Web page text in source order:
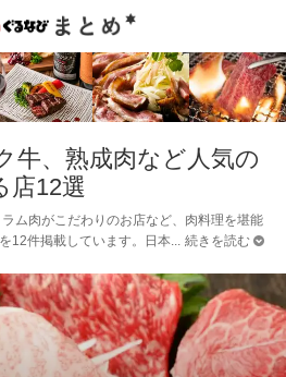
牛、熟成肉など人気の
店12選
ム肉がこだわりのお店など、肉料理を堪能
12件掲載しています。日本
続きを読む